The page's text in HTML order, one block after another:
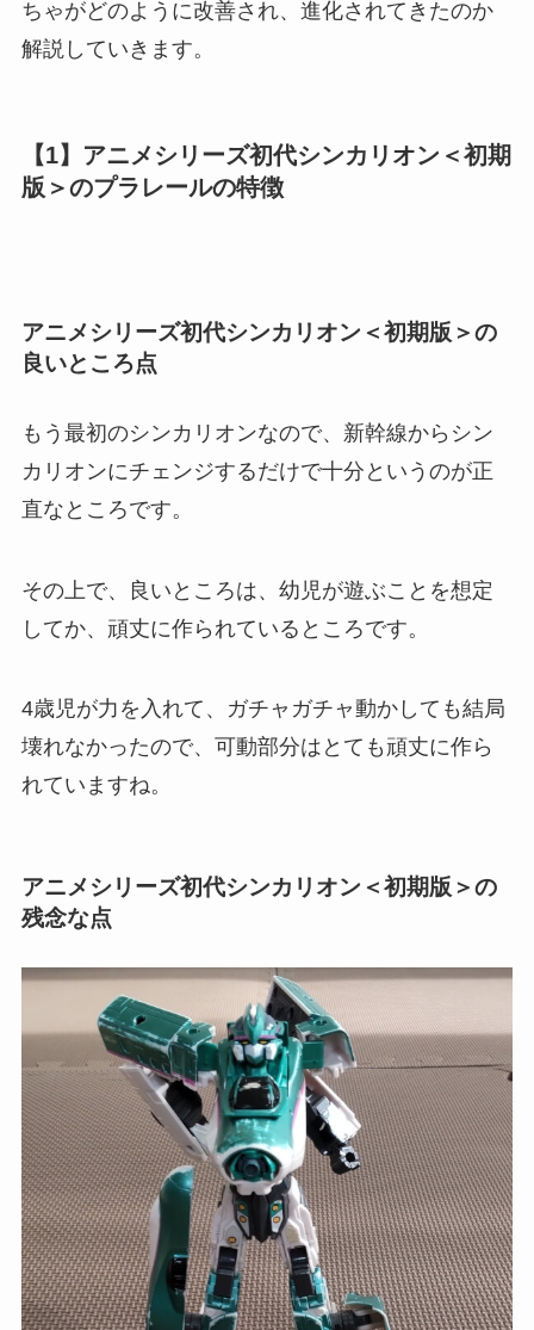
ちゃがどのように改善され、進化されてきたのか
解説していきます。
【1】アニメシリーズ初代シンカリオン＜初期
版＞のプラレールの特徴
アニメシリーズ初代シンカリオン＜初期版＞の
良いところ点
もう最初のシンカリオンなので、新幹線からシン
カリオンにチェンジするだけで十分というのが正
直なところです。
その上で、良いところは、幼児が遊ぶことを想定
してか、頑丈に作られているところです。
4歳児が力を入れて、ガチャガチャ動かしても結局
壊れなかったので、可動部分はとても頑丈に作ら
れていますね。
アニメシリーズ初代シンカリオン＜初期版＞の
残念な点